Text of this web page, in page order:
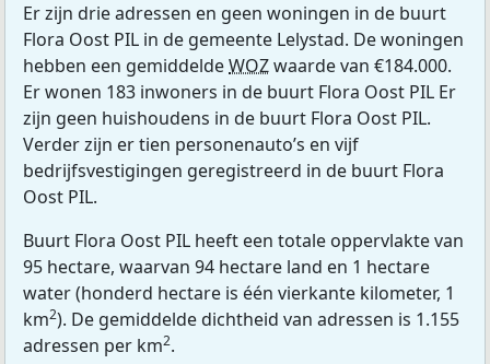
Er zijn drie adressen en geen woningen in de buurt
Flora Oost PIL in de gemeente Lelystad. De woningen
hebben een gemiddeldeWOZwaarde van €184.000.
Er wonen 183 inwoners in de buurt Flora Oost PIL Er
zijn geen huishoudens in de buurt Flora Oost PIL.
Verder zijn er tien personenauto’s en vijf
bedrijfsvestigingen geregistreerd in de buurt Flora
Oost PIL.
Buurt Flora Oost PIL heeft een totale oppervlakte van
95 hectare, waarvan 94 hectare land en 1 hectare
water (honderd hectare is één vierkante kilometer, 1
km2). De gemiddelde dichtheid van adressen is 1.155
adressen per km2.